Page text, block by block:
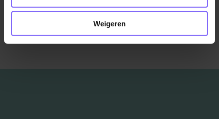
Weigeren
Bekijk meer vacatures